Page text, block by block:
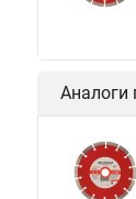
Аналоги